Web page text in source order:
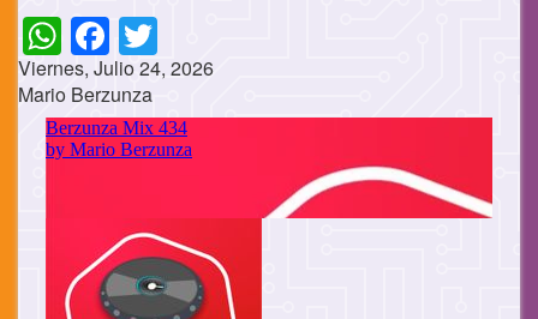
WhatsApp
Facebook
Viernes, Julio 24, 2026
Mario Berzunza
Cuerpo